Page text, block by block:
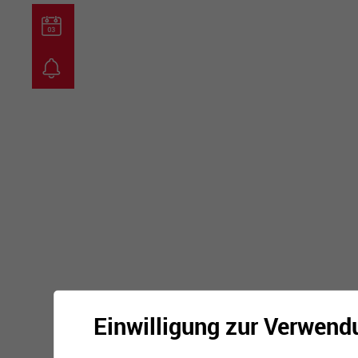
Einwilligung zur